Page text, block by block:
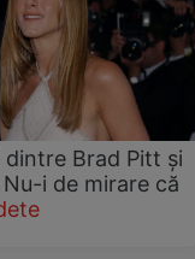
Brad Pitt și
i de mirare că